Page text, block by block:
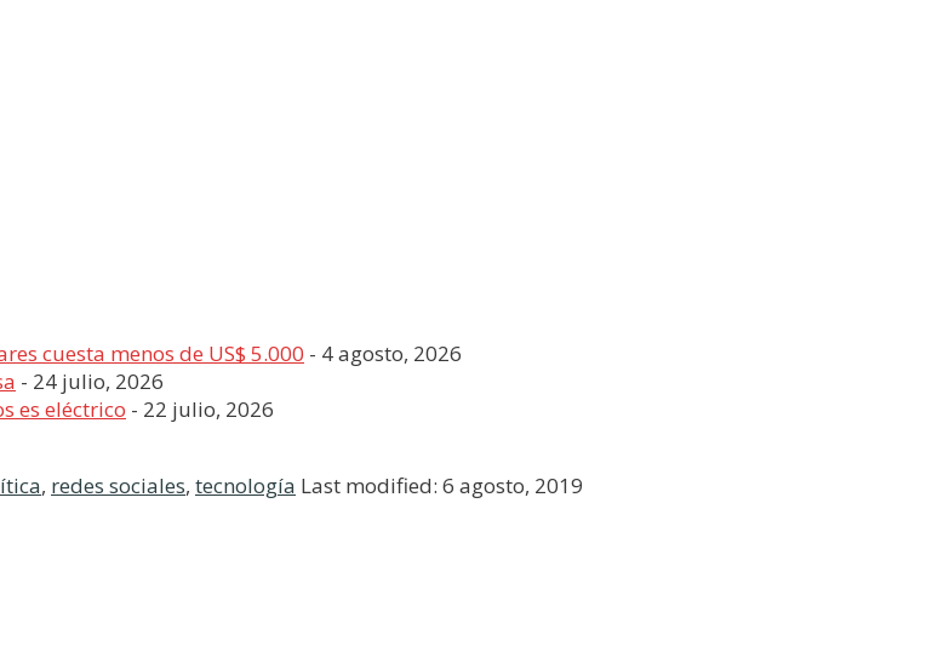
cuesta menos de US$ 5.000 - 4 agosto, 2026
- 24 julio, 2026
es eléctrico - 22 julio, 2026
, redes sociales, tecnología Last modified: 6 agosto, 2019